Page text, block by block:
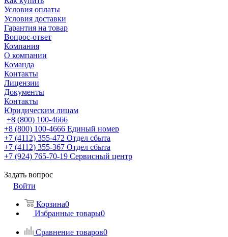
Условия оплаты
Условия доставки
Гарантия на товар
Вопрос-ответ
Компания
О компании
Команда
Контакты
Лицензии
Документы
Контакты
Юридическим лицам
+8 (800) 100-4666
+8 (800) 100-4666 Единый номер
+7 (4112) 355-472 Отдел сбыта
+7 (4112) 355-367 Отдел сбыта
+7 (924) 765-70-19 Сервисный центр
Задать вопрос
Войти
Корзина0
Избранные товары0
Сравнение товаров0